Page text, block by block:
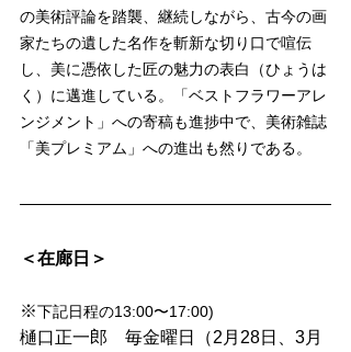
の美術評論を踏襲、継続しながら、古今の画
家たちの遺した名作を斬新な切り口で喧伝
し、美に憑依した匠の魅力の表白（ひょうは
く）に邁進している。「ベストフラワーアレ
ンジメント」への寄稿も進捗中で、美術雑誌
「美プレミアム」への進出も然りである。
＜在廊日＞
※下記日程の13:00〜17:00)
樋口正一郎　毎金曜日（2月28日、3月